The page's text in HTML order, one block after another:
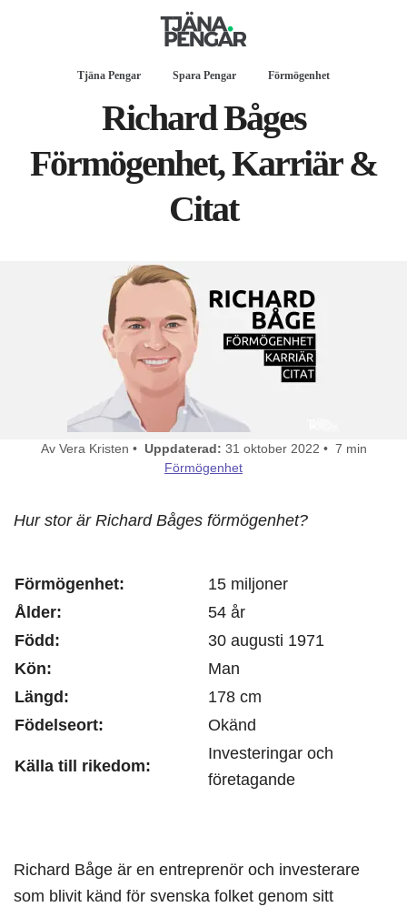
Tjäna Pengar Spara Pengar Förmögenhet
Richard Båges
Förmögenhet, Karriär &
Citat
Av Vera Kristen • Uppdaterad: 31 oktober 2022 • 7 min
Förmögenhet
Hur stor är Richard Båges förmögenhet?
Förmögenhet:
15 miljoner
Ålder:
54 år
Född:
30 augusti 1971
Kön:
Man
Längd:
178 cm
Födelseort:
Okänd
Källa till rikedom:
Investeringar och
företagande
Richard Båge är en entreprenör och investerare
som blivit känd för svenska folket genom sitt